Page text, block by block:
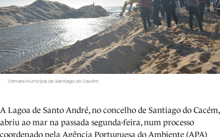
Câmara Municipal de Santiago do Cacém
A Lagoa de Santo André, no concelho de Santiago do Cacém,
abriu ao mar na passada segunda-feira, num processo
coordenado pela Agência Portuguesa do Ambiente (APA)